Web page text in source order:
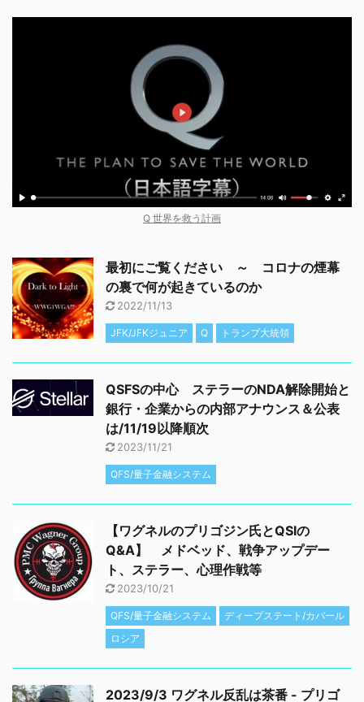
Q 世界を救う計画
最初にご覧ください ～ コロナの煙幕
の裏で何が起きているのか
2022/11/13
JFK/JFKジュニア Q トランプ大統領
QSFSの中心 ステラーのNDA解除開始と
銀行・企業からの内部アナウンス＆公表
は/11/19以降順次
2023/11/21
QFS/量子金融システム
【ワグネルのプリゴジン氏とQSIの
Q&A】 メドベッド、戦争アップデー
ト、ステラー、心理作戦等
2023/10/21
QFS/量子金融システム
ディープステート/カバール
ロシア
2023/9/3 ワグネル反乱は茶番 - プリゴ